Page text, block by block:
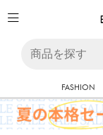
FASHION